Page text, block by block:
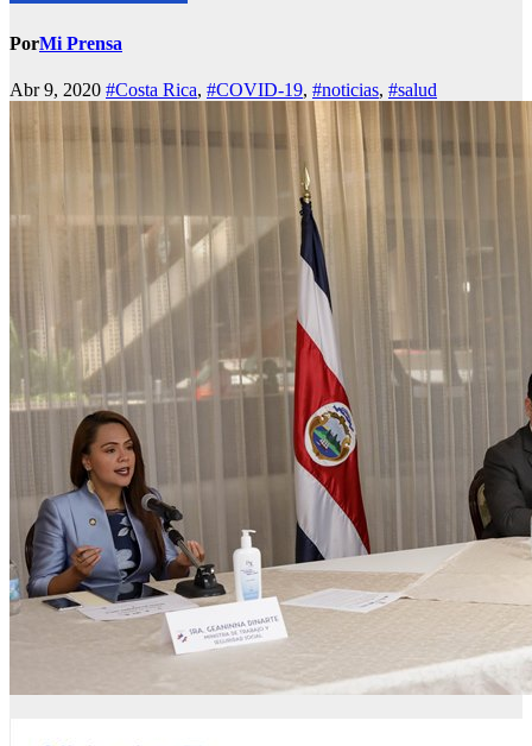
PorMi Prensa
Abr 9, 2020 #Costa Rica, #COVID-19, #noticias, #salud